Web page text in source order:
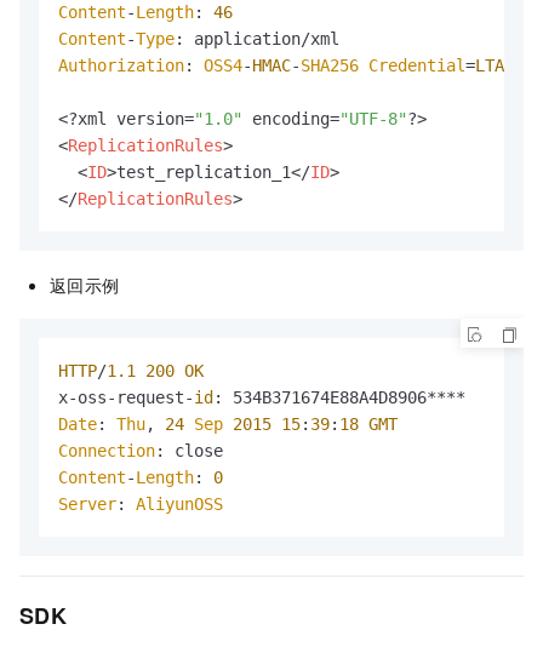
Content-Length: 46
Content-Type
Authorization: OSS4-HMAC-SHA256 Credential=LTAI
<?xml version="1.0" encoding="UTF-8"
<ReplicationRules>
<ID>test_replication_1</ID>
</ReplicationRules>
返回示例
HTTP/1.1 200 OK
x-oss-request-id
Date: Thu, 24 Sep 2015 15: 39: 18 GMT
Connection
Content-Length: 0
Server: AliyunOSS
SDK